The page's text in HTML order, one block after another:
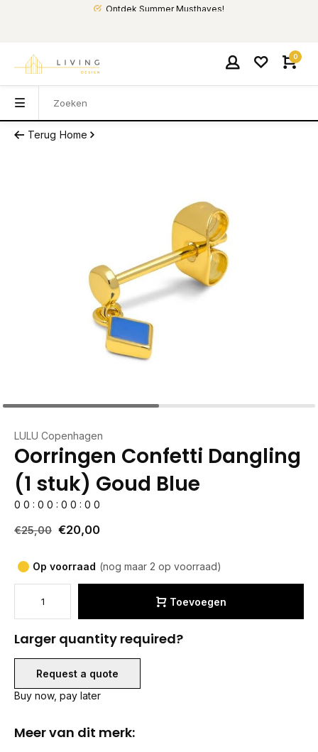
Ontdek Summer Musthaves!
0
Terug Home
LULU Copenhagen
Oorringen Confetti Dangling
(1 stuk) Goud Blue
0 0 : 0 0 : 0 0 : 0 0
€25,00 €20,00
Op voorraad (nog maar 2 op voorraad)
Toevoegen
Larger quantity required?
Request a quote
Buy now, pay later
Meer van dit merk: